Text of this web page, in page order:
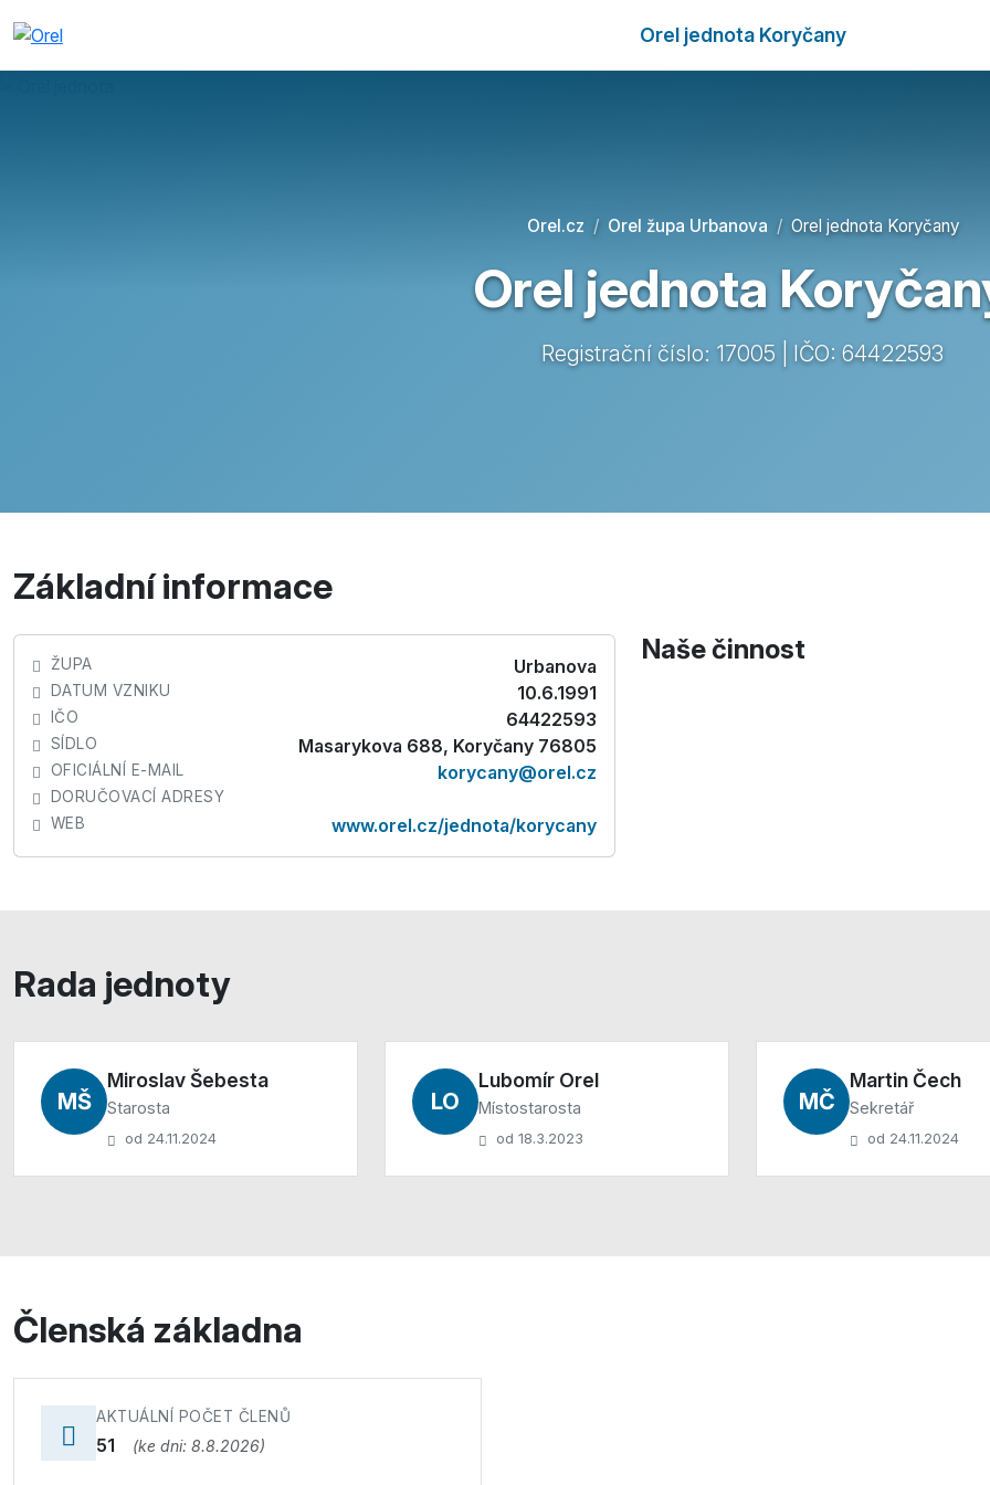
Orel jednota Koryčany
Orel.cz Orel župa Urbanova Orel jednota Koryčany
Orel jednota
Registrační číslo: 17005 | IČO: 64422593
Základní informace
ŽUPA Urbanova
DATUM VZNIKU 10.6.1991
IČO 64422593
SÍDLO Masarykova 688, Koryčany 76805
OFICIÁLNÍ E-MAIL korycany@orel.cz
DORUČOVACÍ ADRESY
WEB
www.orel.cz/jednota/korycany
Naše činnost
Rada jednoty
MŠ
Miroslav Šebesta
Starosta
od 24.11.2024
LO
Lubomír Orel
Místostarosta
od 18.3.2023
MČ
Martin Čech
Sekretář
od 24.11.2024
Členská základna
AKTUÁLNÍ POČET ČLENŮ
51 (ke dni: 8.8.2026)